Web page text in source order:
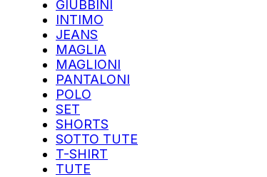
GIUBBINI
INTIMO
JEANS
MAGLIA
MAGLIONI
PANTALONI
POLO
SET
SHORTS
SOTTO TUTE
T-SHIRT
TUTE